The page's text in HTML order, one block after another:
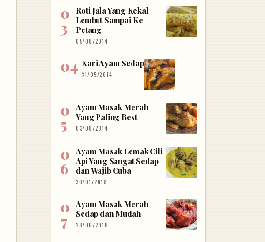
Roti Jala Yang Kekal
Lembut Sampai Ke
Petang
05/08/2014
Kari Ayam Sedap
31/05/2014
Ayam Masak Merah
Yang Paling Best
03/08/2014
Ayam Masak Lemak Cili
Api Yang Sangat Sedap
dan Wajib Cuba
30/01/2018
Ayam Masak Merah
Sedap dan Mudah
28/06/2018